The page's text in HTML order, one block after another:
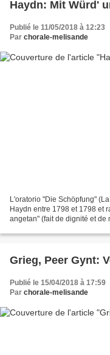
Haydn: Mit Würd'
Publié le 11/05/2018 à 12:23
Par chorale-melisande
L'oratorio "Die Schöpfung"
Haydn entre 1798 et 1798 et
angetan" (fait de dignité et de
Grieg, Peer Gynt:
Publié le 15/04/2018 à 17:59
Par chorale-melisande